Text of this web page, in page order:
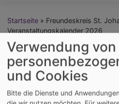
Startseite
Freundeskreis St.
Veranstaltungskalender 2026
Johannes
Verwendung von
und Cookies
Bitte die Dienste und